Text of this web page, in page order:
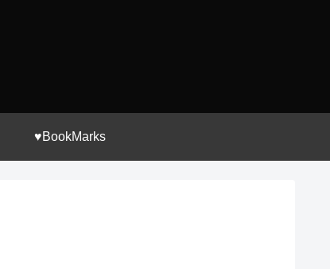
♥BookMarks